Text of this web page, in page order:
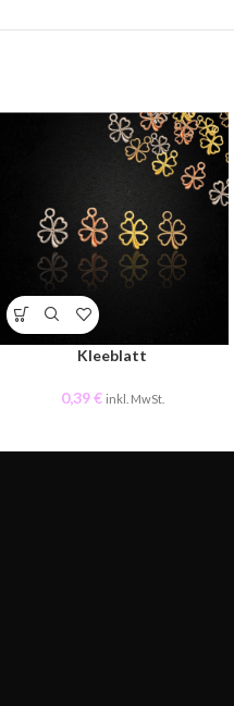
Kleeblatt
0,39€ inkl. MwSt.